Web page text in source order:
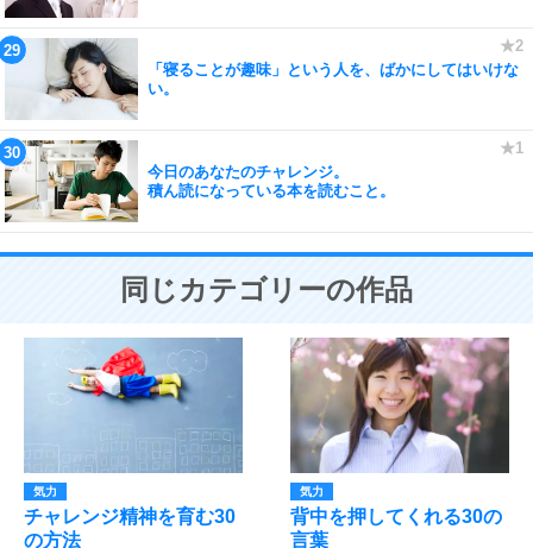
「寝ることが趣味」という人を、ばかにしてはいけな
い。
今日のあなたのチャレンジ。
積ん読になっている本を読むこと。
同じカテゴリーの作品
気力
チャレンジ精神を育む30
の方法
気力
背中を押してくれる30の
言葉